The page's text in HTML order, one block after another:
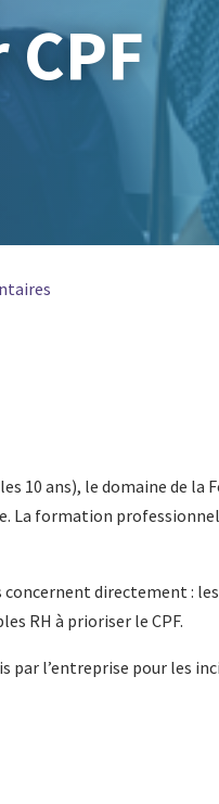
10 ans), le domaine de la
La formation
concernent directement :
RH à prioriser le CPF.
par l’entreprise pour les